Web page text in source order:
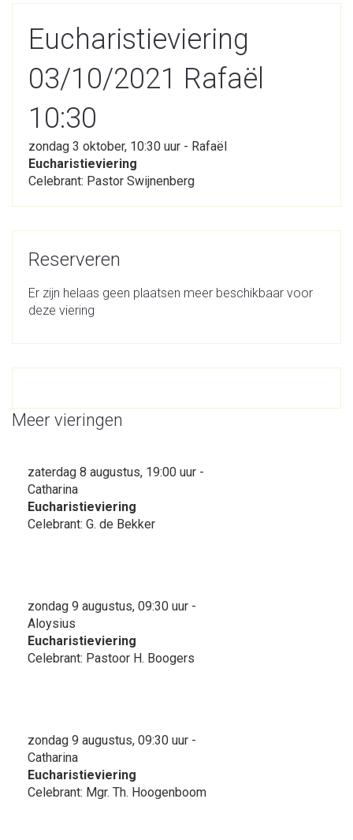
Eucharistieviering
03/10/2021 Rafaël
10:30
zondag 3 oktober, 10:30 uur - Rafaël
Eucharistieviering
Celebrant: Pastor Swijnenberg
Reserveren
Er zijn helaas geen plaatsen meer beschikbaar voor
deze viering
Meer vieringen
zaterdag 8 augustus, 19:00 uur -
Catharina
Eucharistieviering
Celebrant: G. de Bekker
zondag 9 augustus, 09:30 uur -
Aloysius
Eucharistieviering
Celebrant: Pastoor H. Boogers
zondag 9 augustus, 09:30 uur -
Catharina
Eucharistieviering
Celebrant: Mgr. Th. Hoogenboom